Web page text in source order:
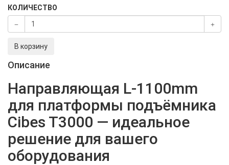
КОЛИЧЕСТВО
В корзину
Описание
Направляющая L-1100mm
для платформы подъёмника
Cibes T3000 — идеальное
решение для вашего
оборудования